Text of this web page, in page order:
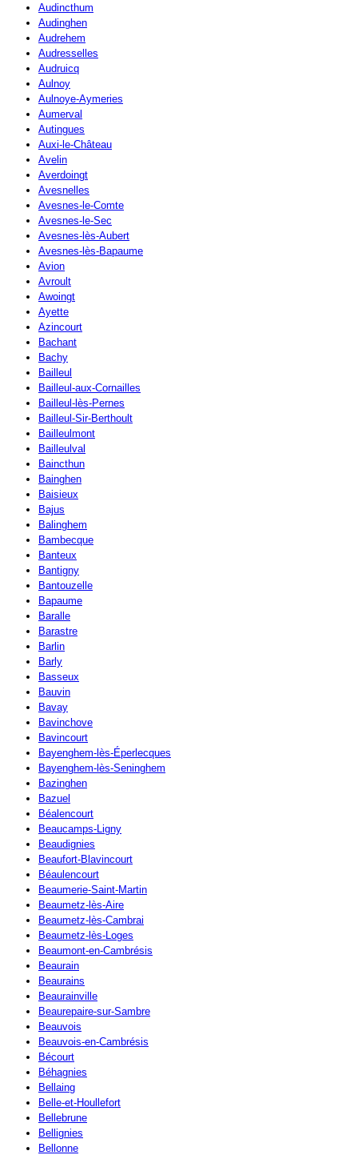
Audincthum
Audinghen
Audrehem
Audresselles
Audruicq
Aulnoy
Aulnoye-Aymeries
Aumerval
Autingues
Auxi-le-Château
Avelin
Averdoingt
Avesnelles
Avesnes-le-Comte
Avesnes-le-Sec
Avesnes-lès-Aubert
Avesnes-lès-Bapaume
Avion
Avroult
Awoingt
Ayette
Azincourt
Bachant
Bachy
Bailleul
Bailleul-aux-Cornailles
Bailleul-lès-Pernes
Bailleul-Sir-Berthoult
Bailleulmont
Bailleulval
Baincthun
Bainghen
Baisieux
Bajus
Balinghem
Bambecque
Banteux
Bantigny
Bantouzelle
Bapaume
Baralle
Barastre
Barlin
Barly
Basseux
Bauvin
Bavay
Bavinchove
Bavincourt
Bayenghem-lès-Éperlecques
Bayenghem-lès-Seninghem
Bazinghen
Bazuel
Béalencourt
Beaucamps-Ligny
Beaudignies
Beaufort-Blavincourt
Béaulencourt
Beaumerie-Saint-Martin
Beaumetz-lès-Aire
Beaumetz-lès-Cambrai
Beaumetz-lès-Loges
Beaumont-en-Cambrésis
Beaurain
Beaurains
Beaurainville
Beaurepaire-sur-Sambre
Beauvois
Beauvois-en-Cambrésis
Bécourt
Béhagnies
Bellaing
Belle-et-Houllefort
Bellebrune
Bellignies
Bellonne